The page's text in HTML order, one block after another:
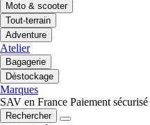
Moto & scooter
Tout-terrain
Adventure
Atelier
Bagagerie
Déstockage
Marques
SAV en France Paiement sécurisé
Rechercher